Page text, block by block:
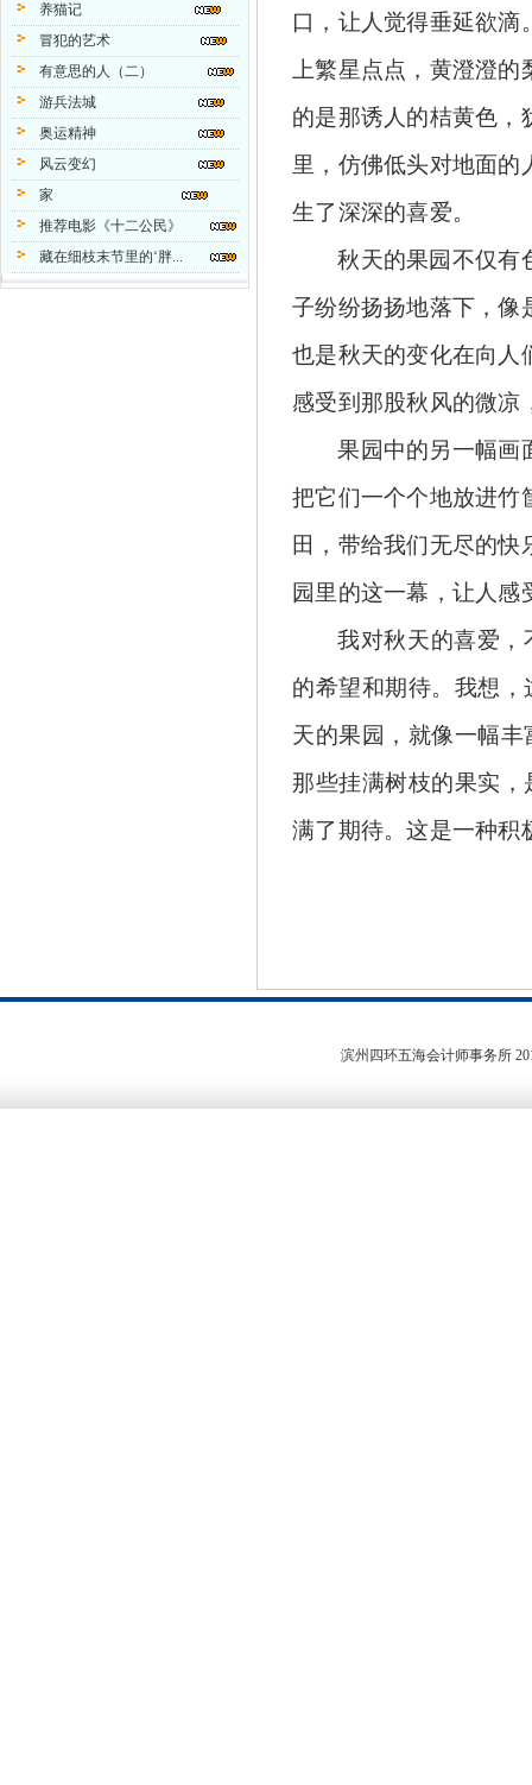
养猫记
冒犯的艺术
有意思的人（二）
游兵法城
奥运精神
风云变幻
家
推荐电影《十二公民》
藏在细枝末节里的‘胖...
口 ，让人觉得垂延欲
上繁星点点，黄澄澄
的是那诱人的桔黄色，
里，仿佛低头对地面
生了深深的喜爱。
秋天的果园不仅有
子纷纷扬扬地落下，像
也是秋天的变化在向人
感受到那股秋风的微凉
果园中的另一幅画
把它们一个个地放进竹
田，带给我们无尽的
园里的这一幕，让人
我对秋天的喜爱，
的希望和期待。我想
天的果园，就像一幅
那些挂满树枝的果实，
满了期待。这是一种积
滨州四环五海会计师事务所